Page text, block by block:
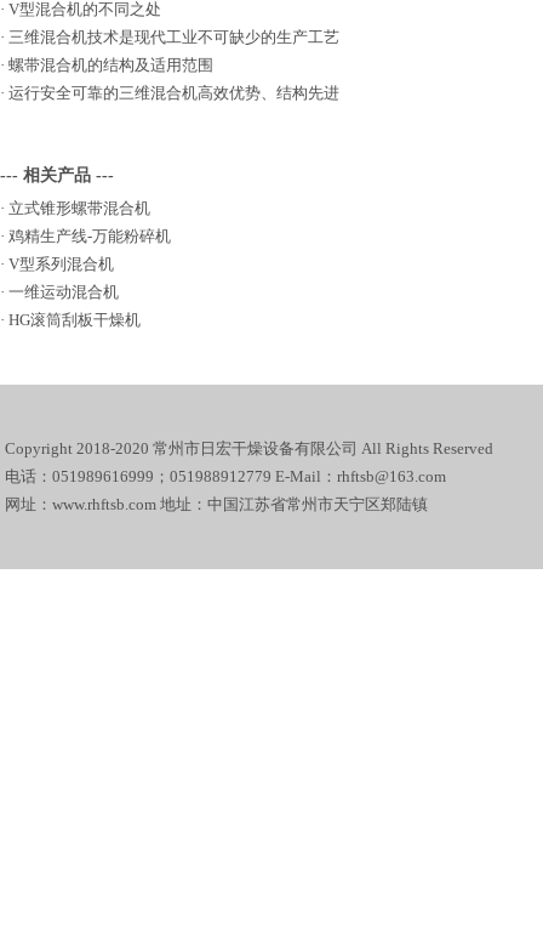
· V型混合机的不同之处
· 三维混合机技术是现代工业不可缺少的生产工艺
· 螺带混合机的结构及适用范围
· 运行安全可靠的三维混合机高效优势、结构先进
--- 相关产品 ---
· 立式锥形螺带混合机
· 鸡精生产线-万能粉碎机
· V型系列混合机
· 一维运动混合机
· HG滚筒刮板干燥机
Copyright 2018-2020 常州市日宏干燥设备有限公司 All Rights Reserved
电话：051989616999；051988912779 E-Mail：rhftsb@163.com
网址：www.rhftsb.com 地址：中国江苏省常州市天宁区郑陆镇